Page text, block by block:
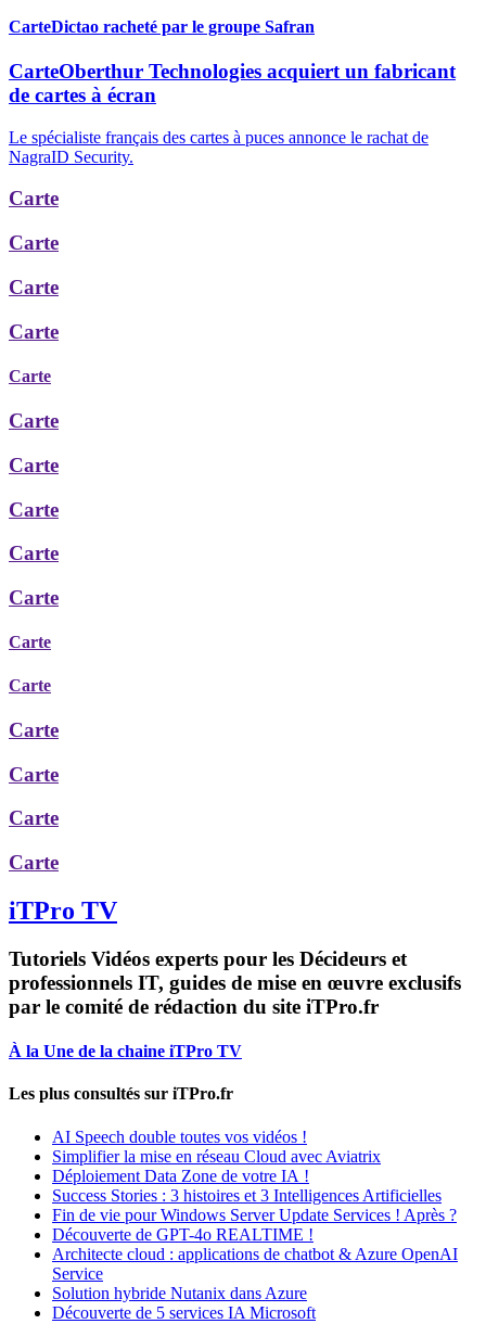
CarteDictao racheté par le groupe Safran
CarteOberthur Technologies acquiert un fabricant
de cartes à écran
Le spécialiste français des cartes à puces annonce le rachat de
NagraID Security.
Carte
Carte
Carte
Carte
Carte
Carte
Carte
Carte
Carte
Carte
Carte
Carte
Carte
Carte
Carte
Carte
iTPro TV
Tutoriels Vidéos experts pour les Décideurs et
professionnels IT, guides de mise en œuvre exclusifs
par le comité de rédaction du site iTPro.fr
À la Une de la chaine iTPro TV
Les plus consultés sur iTPro.fr
AI Speech double toutes vos vidéos !
Simplifier la mise en réseau Cloud avec Aviatrix
Déploiement Data Zone de votre IA !
Success Stories : 3 histoires et 3 Intelligences Artificielles
Fin de vie pour Windows Server Update Services ! Après ?
Découverte de GPT-4o REALTIME !
Architecte cloud : applications de chatbot & Azure OpenAI
Service
Solution hybride Nutanix dans Azure
Découverte de 5 services IA Microsoft